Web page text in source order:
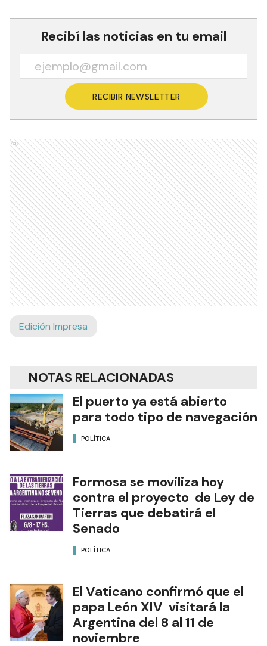
Recibí las noticias en tu email
RECIBIR NEWSLETTER
Ads
Edición Impresa
NOTAS RELACIONADAS
El puerto ya está abierto
para todo tipo de navegación
POLÍTICA
Formosa se moviliza hoy
contra el proyecto de Ley de
Tierras que debatirá el
Senado
POLÍTICA
El Vaticano confirmó que el
papa León XIV visitará la
Argentina del 8 al 11 de
noviembre